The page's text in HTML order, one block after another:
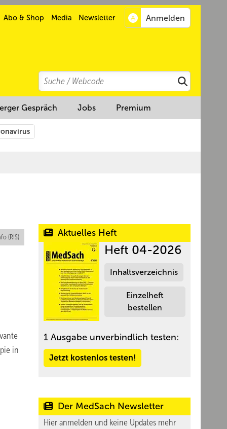
Abo & Shop Media Newsletter
Search
Suchen
Gespräch Jobs Premium
(RIS)
in
Aktuelles Heft
Heft 04-2026
Inhaltsverzeichnis
Einzelheft
bestellen
1 Ausgabe unverbindlich testen:
Jetzt kostenlos testen!
Der MedSach Newsletter
Hier anmelden und keine Updates mehr